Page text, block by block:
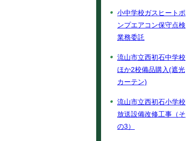
小中学校ガスヒートポ
ンプエアコン保守点検
業務委託
流山市立西初石中学校
ほか2校備品購入(遮光
カーテン)
流山市立西初石小学校
放送設備改修工事（そ
の3）